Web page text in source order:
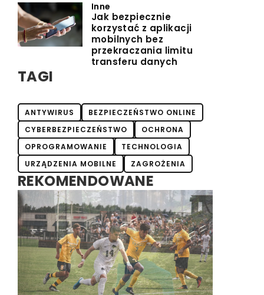
Inne
Jak bezpiecznie
korzystać z aplikacji
mobilnych bez
przekraczania limitu
transferu danych
TAGI
ANTYWIRUS
BEZPIECZEŃSTWO ONLINE
CYBERBEZPIECZEŃSTWO
OCHRONA
OPROGRAMOWANIE
TECHNOLOGIA
URZĄDZENIA MOBILNE
ZAGROŻENIA
REKOMENDOWANE